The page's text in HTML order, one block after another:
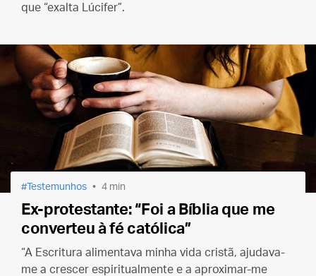
que “exalta Lúcifer”.
Testemunhos 4 min
Ex-protestante: “Foi a Bíblia que me
converteu à fé católica”
“A Escritura alimentava minha vida cristã, ajudava-
me a crescer espiritualmente e a aproximar-me